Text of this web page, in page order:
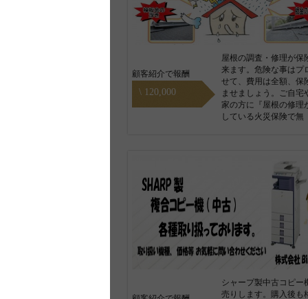
屋根の調査・修理が保
来ます。危険な事はプ
せて、費用は全額、保
ませましょう。ご自宅
家の方に『屋根の修理
している火災保険で無
\ 120,000
顧客紹介で報酬
シャープ製中古コピー
売りします。購入後も